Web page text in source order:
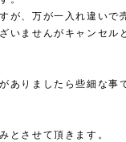
が、万が一入れ違いで
いませんがキャンセル
ありましたら些細な事
とさせて頂きます。